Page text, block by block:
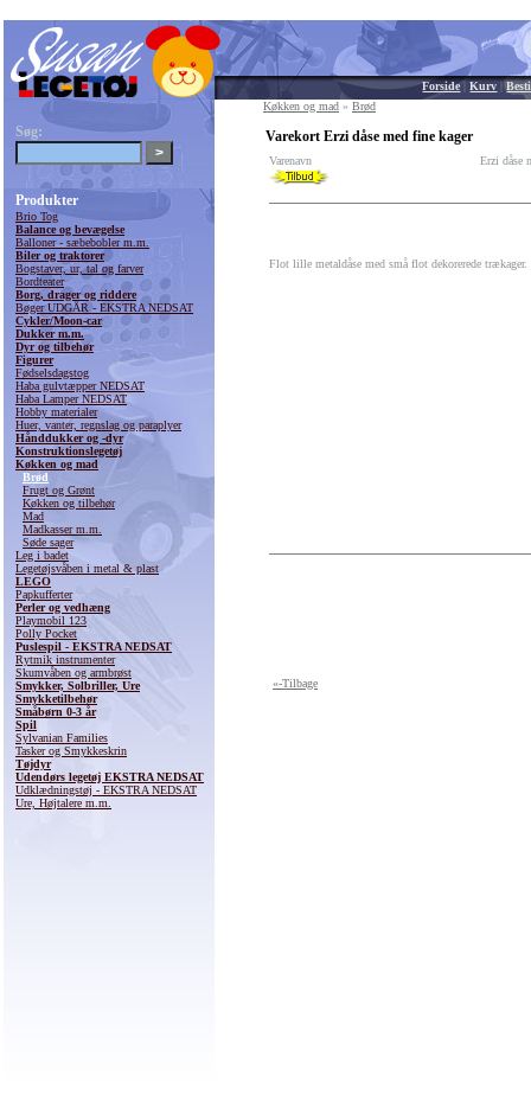
Forside|Kurv |
Søg:
Produkter
Brio Tog
Balance og bevægelse
Balloner - sæbebobler m.m.
Biler og traktorer
Bogstaver, ur, tal og farver
Bordteater
Borg, drager og riddere
Bøger UDGÅR - EKSTRA NEDSAT
Cykler/Moon-car
Dukker m.m.
Dyr og tilbehør
Figurer
Fødselsdagstog
Haba gulvtæpper NEDSAT
Haba Lamper NEDSAT
Hobby materialer
Huer, vanter, regnslag og paraplyer
Hånddukker og -dyr
Konstruktionslegetøj
Køkken og mad
Brød
Frugt og Grønt
Køkken og tilbehør
Mad
Madkasser m.m.
Søde sager
Leg i badet
Legetøjsvåben i metal & plast
LEGO
Papkufferter
Perler og vedhæng
Playmobil 123
Polly Pocket
Puslespil - EKSTRA NEDSAT
Rytmik instrumenter
Skumvåben og armbrøst
Smykker, Solbriller, Ure
Smykketilbehør
Småbørn 0-3 år
Spil
Sylvanian Families
Tasker og Smykkeskrin
Tøjdyr
Udendørs legetøj EKSTRA NEDSAT
Udklædningstøj - EKSTRA NEDSAT
Ure, Højtalere m.m.
Køkken og mad » Brød
Varekort Erzi dåse med fine kager
Varenavn Erzi dåse
Flot lille metaldåse med små flot dekorerede
«-Tilbage